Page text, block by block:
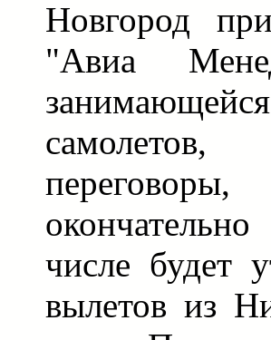
Новгород
"Авиа
числе будет
вылетов из